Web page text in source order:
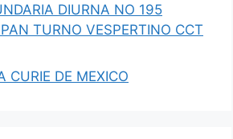
DIURNA NO 195
TURNO VESPERTINO CCT
CURIE DE MEXICO